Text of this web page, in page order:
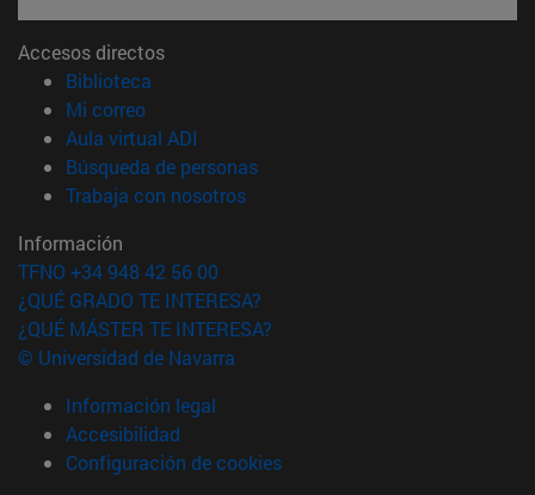
Accesos directos
Biblioteca
Mi correo(abre en nueva ventana)
Aula virtual ADI
Búsqueda de personas(abre en nueva ventana)
Trabaja con nosotros(abre en nueva ventana)
Información
TFNO +34 948 42 56 00
¿QUÉ GRADO TE INTERESA?
¿QUÉ MÁSTER TE INTERESA?
© Universidad de Navarra
Información legal
Accesibilidad
Configuración de cookies